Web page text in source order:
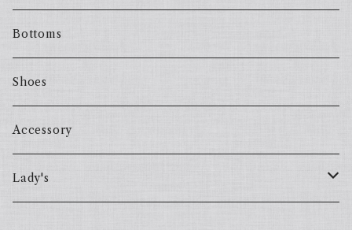
Bottoms
Shoes
Accessory
Lady's